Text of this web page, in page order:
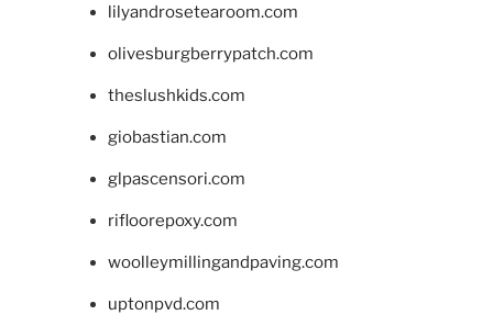
lilyandrosetearoom.com
olivesburgberrypatch.com
theslushkids.com
giobastian.com
glpascensori.com
rifloorepoxy.com
woolleymillingandpaving.com
uptonpvd.com